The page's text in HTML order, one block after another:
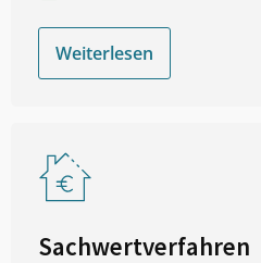
Weiterlesen
Sachwertverfahren